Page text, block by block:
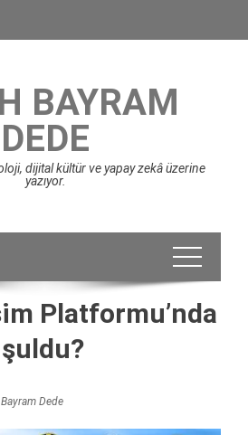
BAYRAM
DEDE
dijital kültür ve yapay zekâ üzerine
yazıyor.
Platformu’nda
Dede